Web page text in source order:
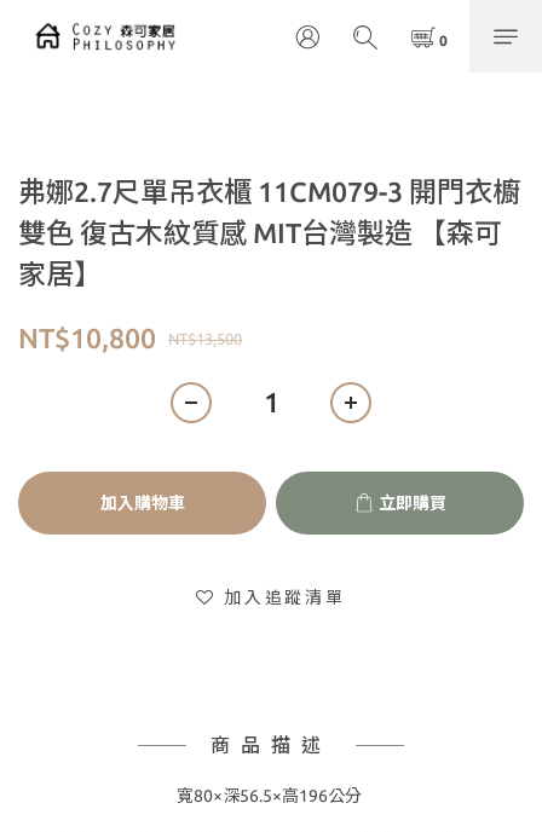
弗娜2.7尺單吊衣櫃 11CM079-3 開門衣櫥
雙色 復古木紋質感 MIT台灣製造 【森可
家居】
NT$13,500
NT$10,800
加入購物車 立即購買
加入追蹤清單
商品描述
寬80×深56.5×高196公分